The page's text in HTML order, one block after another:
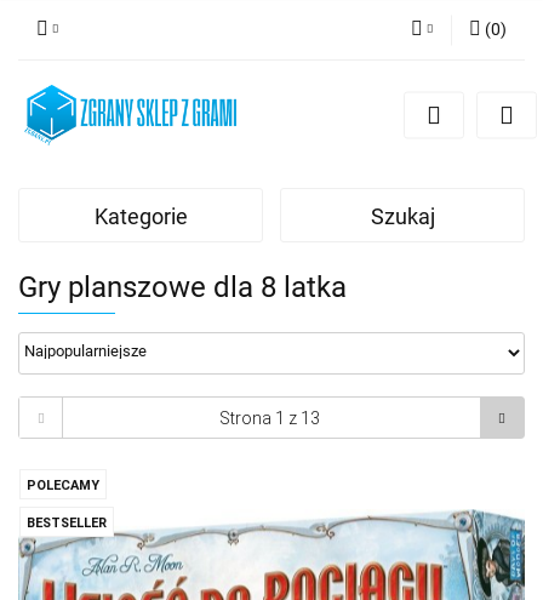
Zarejestruj się
(0)
Kategorie Szukaj
Gry planszowe dla 8 latka
POLECAMY
BESTSELLER